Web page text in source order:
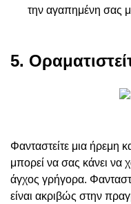
την αγαπημένη σας
5.
Φανταστείτε μια ήρεμη
μπορεί να σας κάνει να
άγχος γρήγορα.
είναι ακριβώς στην